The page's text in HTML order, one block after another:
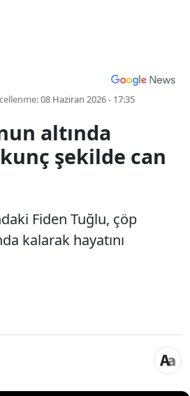
08 Haziran 2026 - 17:35
altında
şekilde can
Fiden Tuğlu, çöp
kalarak hayatını